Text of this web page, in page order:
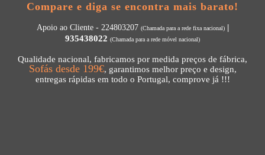
Compare e diga se encontra mais barato!
Apoio ao Cliente - 224803207 (Chamada para a rede fixa nacional)|
935438022 (Chamada para a rede móvel nacional)
Qualidade nacional, fabricamos por medida preços de fábrica,
Sofás desde 199€, garantimos melhor preço e design,
entregas rápidas em todo o Portugal, comprove já !!!